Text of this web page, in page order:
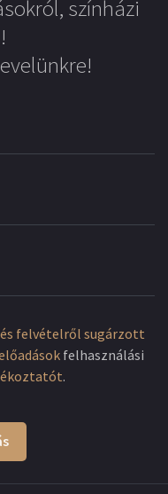
színházi
felvételről sugárzott
felhasználási
.